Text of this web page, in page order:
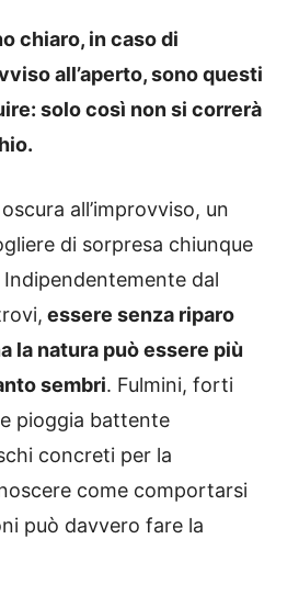
chiaro, in caso di
all’aperto, sono questi
solo così non si correrà
all’improvviso, un
di sorpresa chiunque
Indipendentemente dal
essere senza riparo
la natura può essere più
sembri. Fulmini, forti
pioggia battente
concreti per la
come comportarsi
può davvero fare la